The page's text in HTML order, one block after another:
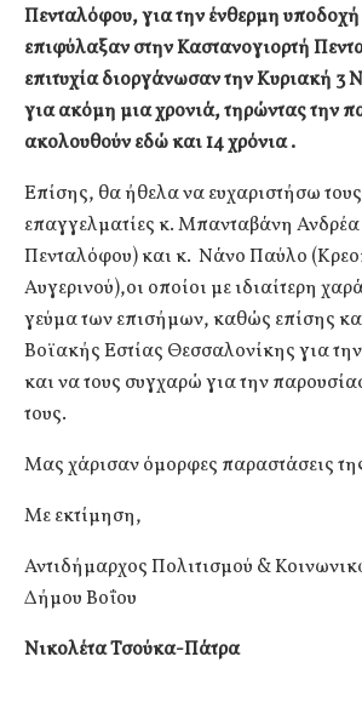
Πενταλόφου, για την ένθερμη
επιφύλαξαν στην Καστανογιορτή
επιτυχία διοργάνωσαν την Κυριακή 3
για ακόμη μια χρονιά, τηρώντας την
ακολουθούν εδώ και 14 χρόνια .
Επίσης, θα ήθελα να ευχαριστήσω
επαγγελματίες κ. Μπανταβάνη
Πενταλόφου) και κ. Νάνο Παύλο
Αυγερινού),οι οποίοι με ιδιαίτερη
γεύμα των επισήμων, καθώς επίσης
Βοϊακής Εστίας Θεσσαλονίκης για
και να τους συγχαρώ για την
τους.
Μας χάρισαν όμορφες παραστάσεις
Με εκτίμηση,
Αντιδήμαρχος Πολιτισμού &
Δήμου Βοΐου
Νικολέτα Τσούκα-Πάτρα